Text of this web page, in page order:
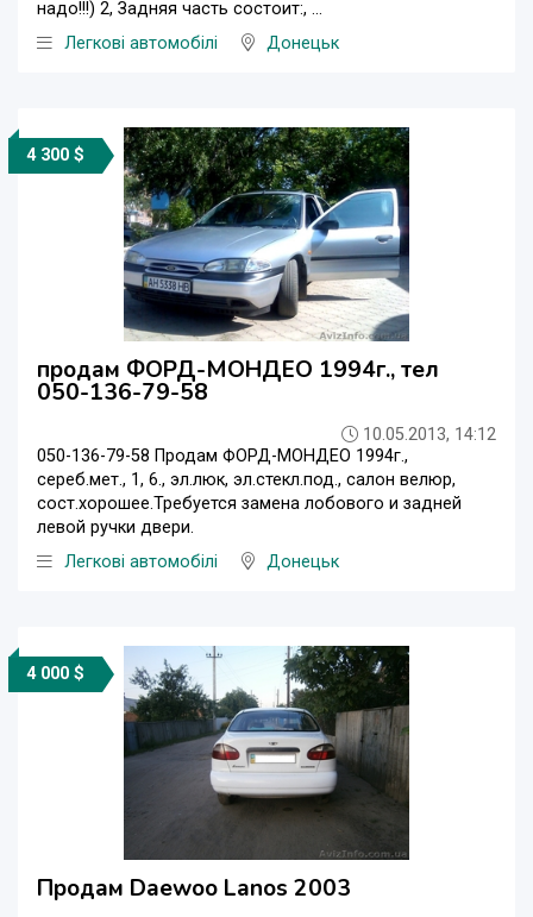
надо!!!) 2, Задняя часть состоит:, ...
Легкові автомобілі
Донецьк
4 300 $
продам ФОРД-МОНДЕО 1994г., тел
050-136-79-58
10.05.2013, 14:12
050-136-79-58 Продам ФОРД-МОНДЕО 1994г.,
сереб.мет., 1, 6., эл.люк, эл.стекл.под., салон велюр,
сост.хорошее.Требуется замена лобового и задней
левой ручки двери.
Легкові автомобілі
Донецьк
4 000 $
Продам Daewoo Lanos 2003